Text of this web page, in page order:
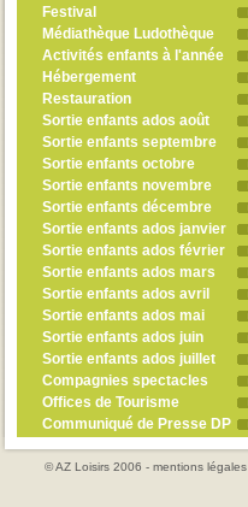
Festival
Médiathèque Ludothèque
Activités enfants à l'année
Hébergement
Restauration
Sortie enfants ados août
Sortie enfants septembre
Sortie enfants octobre
Sortie enfants novembre
Sortie enfants décembre
Sortie enfants ados janvier
Sortie enfants ados février
Sortie enfants ados mars
Sortie enfants ados avril
Sortie enfants ados mai
Sortie enfants ados juin
Sortie enfants ados juillet
Compagnies spectacles
Offices de Tourisme
Communiqué de Presse DP
© AZ Loisirs 2006 - mentions légales